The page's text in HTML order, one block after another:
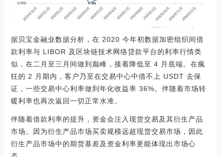
据贝宝金融业数据分析，在 2020 今年初数据加密组织间借
款利率与 LIBOR 及区块链技术网络贷款平台的利率行情类
似，在二月至三月间做到巅峰，接着降低至 4 月底端。在瘋
狂的 2 月期内，客户乃至在交易中心中借不上 USDT 去保
证，一些交易中心利率做到年化收益率 36%。伴随着市场转
暖利率也再次返回一切正常水准。
伴随着借款利率的提升，资金会注入现货交易及其衍生产品
市场。因为衍生产品市场买卖规模远超现货交易市场，因此
衍生产品市场中的期货基差及资金利率更能体现出市场心